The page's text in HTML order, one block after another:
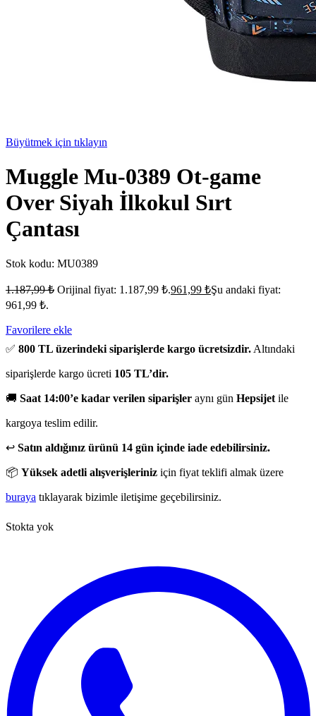
Büyütmek için tıklayın
Muggle Mu-0389 Ot-game
Over Siyah İlkokul Sırt
Çantası
Stok kodu: MU0389
1.187,99₺ Orijinal fiyat: 1.187,99 ₺.961,99 ₺Şu andaki fiyat:
961,99 ₺.
Favorilere ekle
✅ 800 TL üzerindeki siparişlerde kargo ücretsizdir. Altındaki
siparişlerde kargo ücreti 105 TL’dir.
🚚 Saat 14:00’e kadar verilen siparişler aynı gün Hepsijet ile
kargoya teslim edilir.
↩️ Satın aldığınız ürünü 14 gün içinde iade edebilirsiniz.
📦 Yüksek adetli alışverişleriniz için fiyat teklifi almak üzere
buraya tıklayarak bizimle iletişime geçebilirsiniz.
Stokta yok